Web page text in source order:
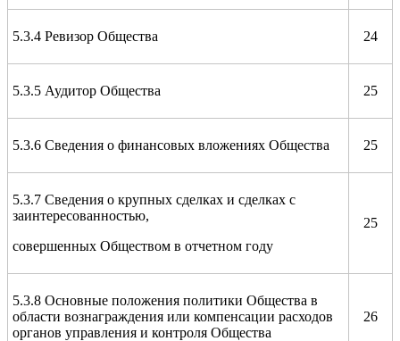
5.3.4 Ревизор Общества 24
5.3.5 Аудитор Общества 25
5.3.6 Сведения о финансовых вложениях Общества 25
5.3.7 Сведения о крупных сделках и сделках с
заинтересованностью,
совершенных Обществом в отчетном году
25
5.3.8 Основные положения политики Общества в
области вознаграждения или компенсации расходов
органов управления и контроля Общества
26